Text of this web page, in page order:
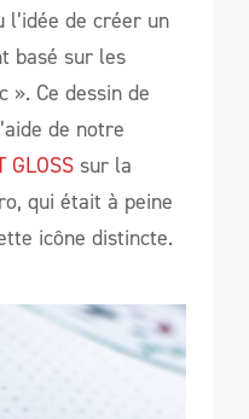
l’idée de créer un
basé sur les
». Ce dessin de
de notre
GLOSS sur la
qui était à peine
icône distincte.